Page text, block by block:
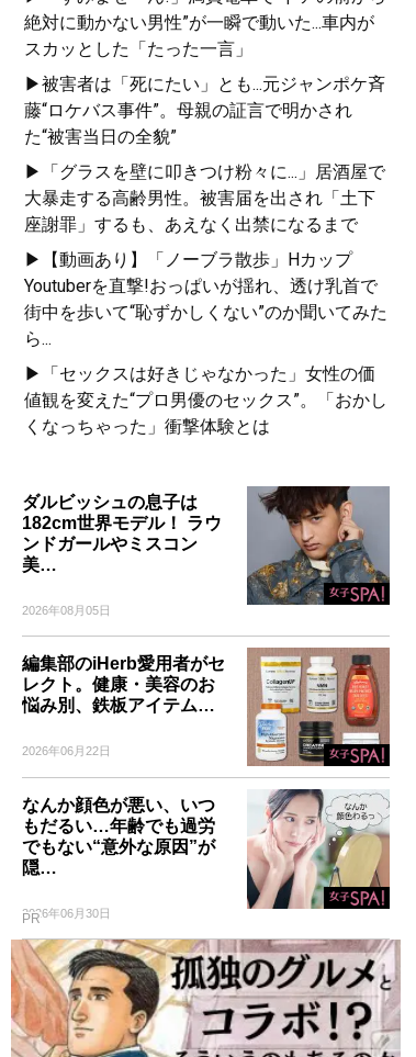
絶対に動かない男性”が一瞬で動いた...車内が
スカッとした「たった一言」
▶被害者は「死にたい」とも...元ジャンポケ斉
藤“ロケバス事件”。母親の証言で明かされ
た“被害当日の全貌”
▶「グラスを壁に叩きつけ粉々に...」居酒屋で
大暴走する高齢男性。被害届を出され「土下
座謝罪」するも、あえなく出禁になるまで
▶【動画あり】「ノーブラ散歩」Hカップ
Youtuberを直撃!おっぱいが揺れ、透け乳首で
街中を歩いて“恥ずかしくない”のか聞いてみた
ら...
▶「セックスは好きじゃなかった」女性の価
値観を変えた“プロ男優のセックス”。「おかし
くなっちゃった」衝撃体験とは
ダルビッシュの息子は
182cm世界モデル！ ラウ
ンドガールやミスコン
美…
2026年08月05日
編集部のiHerb愛用者がセ
レクト。健康・美容のお
悩み別、鉄板アイテム…
2026年06月22日
なんか顔色が悪い、いつ
もだるい…年齢でも過労
でもない“意外な原因”が
隠…
2026年06月30日
PR